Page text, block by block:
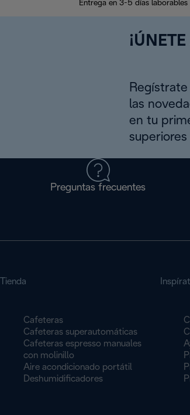
Entrega en 3-5 días laborables
las
en tu
Preguntas frecuentes
Tienda
Cafeteras
Cafeteras superautomáticas
Cafeteras espresso manuales
con molinillo
Aire acondicionado portátil
Deshumidificadores